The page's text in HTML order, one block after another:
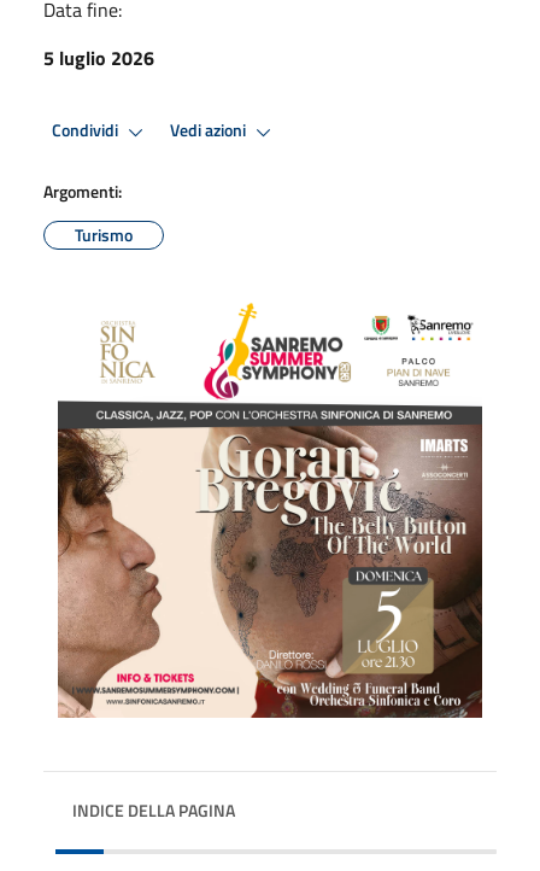
Data fine:
5 luglio 2026
Condividi Vedi azioni
Argomenti:
Turismo
INDICE DELLA PAGINA